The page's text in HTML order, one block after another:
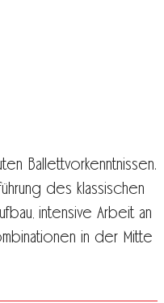
Ballettvorkenntnissen.
des klassischen
intensive Arbeit an
in der Mitte